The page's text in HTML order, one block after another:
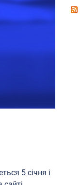
5 січня і